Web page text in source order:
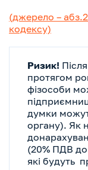
(джерело –
кодексу)
Ризик!
протягом
фізособи
думки
органу). Як
(20% ПДВ до
які будуть